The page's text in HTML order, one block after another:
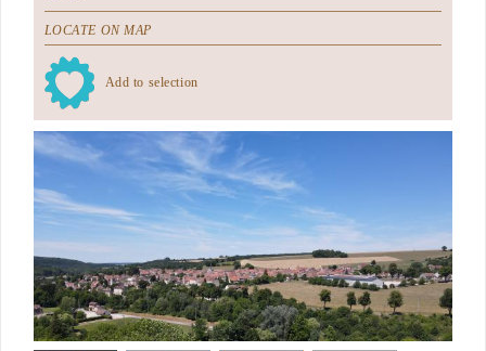
LOCATE ON MAP
Add to selection